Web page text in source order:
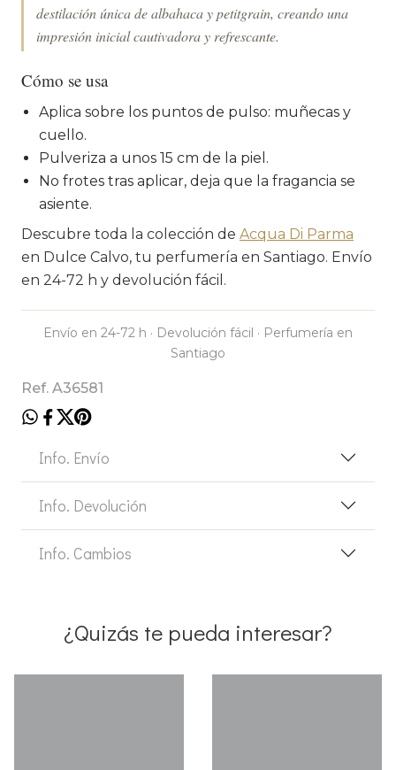
destilación única de albahaca y petitgrain, creando una
impresión inicial cautivadora y refrescante.
Cómo se usa
Aplica sobre los puntos de pulso: muñecas y
cuello.
Pulveriza a unos 15 cm de la piel.
No frotes tras aplicar, deja que la fragancia se
asiente.
Descubre toda la colección de Acqua Di Parma
en Dulce Calvo, tu perfumería en Santiago. Envío
en 24-72 h y devolución fácil.
Envío en 24-72 h · Devolución fácil · Perfumería en
Santiago
Ref. A36581
Info. Envío
Info. Devolución
Info. Cambios
¿Quizás te pueda interesar?